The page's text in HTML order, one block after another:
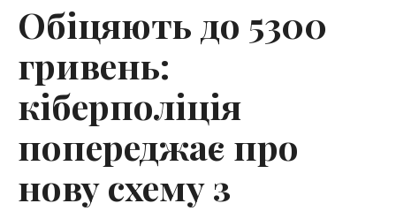
Обіцяють до 5300
гривень:
кіберполіція
попереджає про
нову схему з